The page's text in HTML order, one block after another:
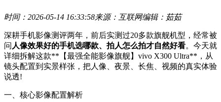
时间：2026-05-14 16:33:58来源：互联网编辑：茹茹
深耕手机影像测评两年，前后实测过20多款旗舰机型，经常被
问 人像效果好的手机选哪款、拍人怎么拍才自然好看。今天就
详细拆解这款**【最强全能影像旗舰】vivo X300 Ultra**，从
镜头配置到实景样张，把人像、夜景、长焦、视频的真实体验
说透!
一、核心影像配置解析